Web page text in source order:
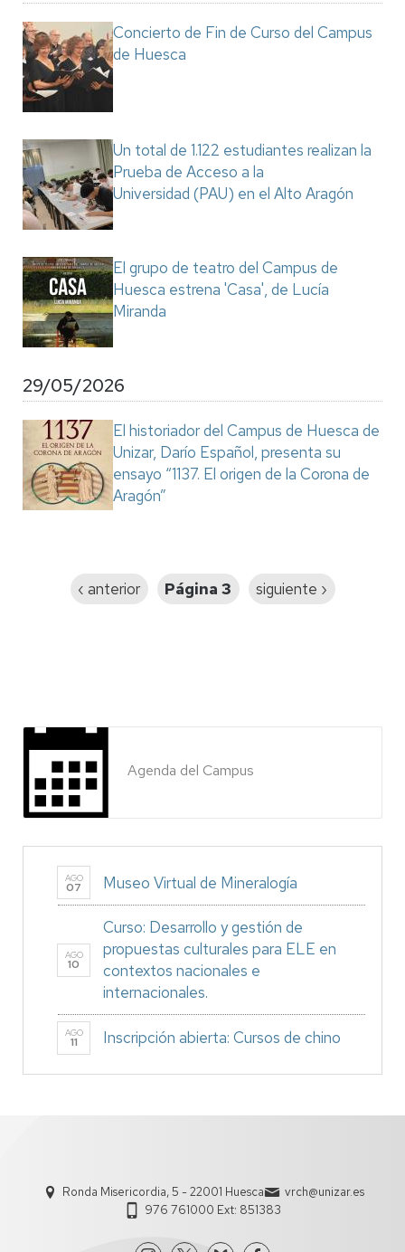
Concierto de Fin de Curso del Campus
de Huesca
Un total de 1.122 estudiantes realizan la
Prueba de Acceso a la
Universidad (PAU) en el Alto Aragón
El grupo de teatro del Campus de
Huesca estrena 'Casa', de Lucía
Miranda
29/05/2026
El historiador del Campus de Huesca de
Unizar, Darío Español, presenta su
ensayo “1137. El origen de la Corona de
Aragón”
Página
‹ anterior Página 3
Siguiente
siguiente ›
Agenda del Campus
AGO
07 Museo Virtual de Mineralogía
AGO
10
Curso: Desarrollo y gestión de
propuestas culturales para ELE en
contextos nacionales e
internacionales.
AGO
11 Inscripción abierta: Cursos de chino
Ronda Misericordia, 5 - 22001 Huesca
vrch@unizar.es
976 761000 Ext: 851383